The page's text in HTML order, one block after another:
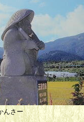
かんさー